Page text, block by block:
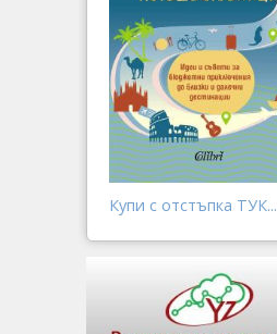
Купи с отстъпка ТУК...